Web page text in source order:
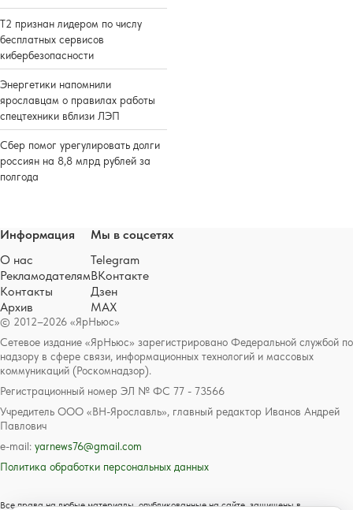
Т2 признан лидером по числу
бесплатных сервисов
кибербезопасности
Энергетики напомнили
ярославцам о правилах работы
спецтехники вблизи ЛЭП
Сбер помог урегулировать долги
россиян на 8,8 млрд рублей за
полгода
© 2012–2026 «ЯрНьюс»
Сетевое издание «ЯрНьюс» зарегистрировано Федеральной службой по
надзору в сфере связи, информационных технологий и массовых
коммуникаций (Роскомнадзор).
Регистрационный номер ЭЛ № ФС 77 - 73566
Учредитель ООО «ВН-Ярославль», главный редактор Иванов Андрей
Павлович
e-mail: yarnews76@gmail.com
Политика обработки персональных данных
Все права на любые материалы, опубликованные на сайте, защищены в
Информация
О нас
Рекламодателям
Контакты
Архив
Мы в соцсетях
Telegram
ВКонтакте
Дзен
MAX